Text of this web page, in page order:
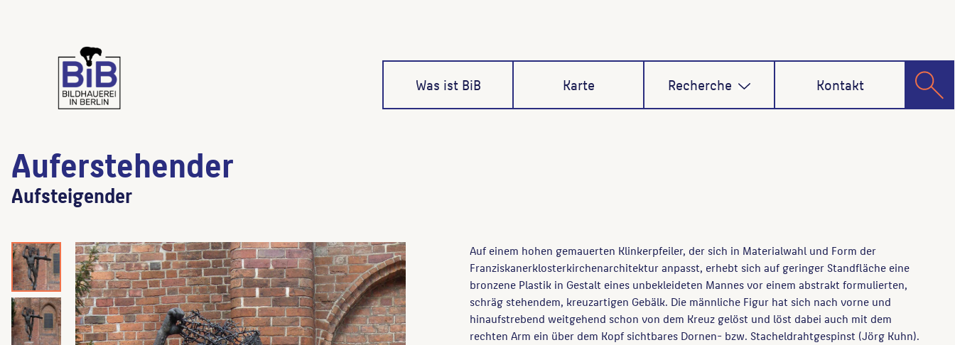
Was ist BiB Karte Recherche Kontakt
Auferstehender
Aufsteigender
Auf einem hohen gemauerten Klinkerpfeiler, der sich in Materialwahl und Form der
Franziskanerklosterkirchenarchitektur anpasst, erhebt sich auf geringer Standfläche eine
bronzene Plastik in Gestalt eines unbekleideten Mannes vor einem abstrakt formulierten,
schräg stehendem, kreuzartigen Gebälk. Die männliche Figur hat sich nach vorne und
hinaufstrebend weitgehend schon von dem Kreuz gelöst und löst dabei auch mit dem
rechten Arm ein über dem Kopf sichtbares Dornen- bzw. Stacheldrahtgespinst (Jörg Kuhn).